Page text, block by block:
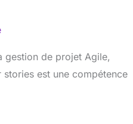
gestion de projet Agile,
stories est une compétence